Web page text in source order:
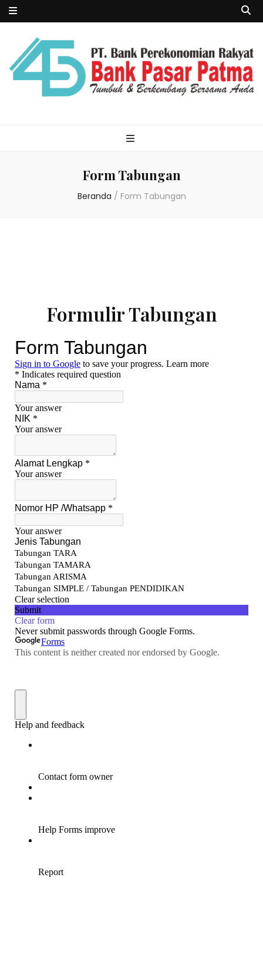
Form Tabungan
Beranda / Form Tabungan
Formulir Tabungan